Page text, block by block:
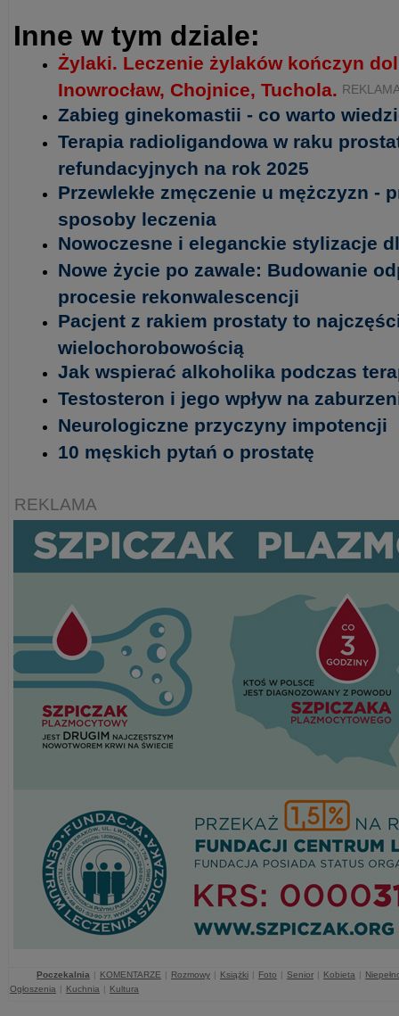
Inne w tym dziale:
Żylaki. Leczenie żylaków kończyn
Inowrocław, Chojnice, Tuchola.
Zabieg ginekomastii - co warto
Terapia radioligandowa w raku
refundacyjnych na rok 2025
Przewlekłe zmęczenie u mężczyzn -
sposoby leczenia
Nowoczesne i eleganckie stylizacje
Nowe życie po zawale: Budowanie
procesie rekonwalescencji
Pacjent z rakiem prostaty to
wielochorobowością
Jak wspierać alkoholika podczas
Testosteron i jego wpływ na
Neurologiczne przyczyny impotencji
10 męskich pytań o prostatę
REKLAMA
Poczekalnia | KOMENTARZE | Rozmowy | Książki | Foto | Senior | Kobieta |
Ogłoszenia | Kuchnia | Kultura